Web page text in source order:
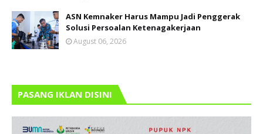
ASN Kemnaker Harus Mampu Jadi Penggerak
Solusi Persoalan Ketenagakerjaan
August 06, 2026
PASANG IKLAN DISINI